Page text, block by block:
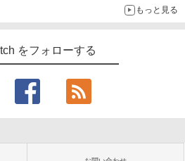
もっと見る
をフォローする